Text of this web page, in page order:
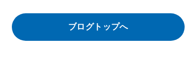
ブログトップへ